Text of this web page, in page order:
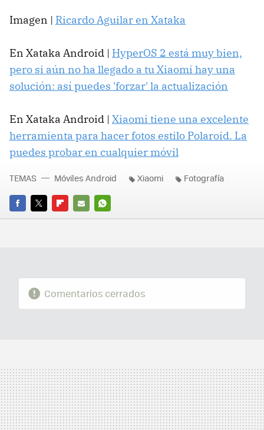
Imagen | Ricardo Aguilar en Xataka
En Xataka Android | HyperOS 2 está muy bien,
pero si aún no ha llegado a tu Xiaomi hay una
solución: así puedes 'forzar' la actualización
En Xataka Android | Xiaomi tiene una excelente
herramienta para hacer fotos estilo Polaroid. La
puedes probar en cualquier móvil
FACEBOOK
TWITTERFLIPBOARD
E-
WHATSAPP
TEMAS Móviles Android Xiaomi Fotografía
Comentarios cerrados